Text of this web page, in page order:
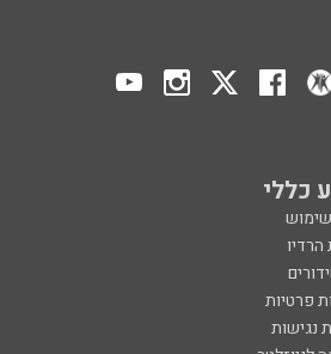
כללי
הרדיו
פרטיות
נגישות